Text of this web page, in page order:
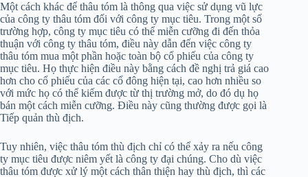
Một cách khác để thâu tóm là thông qua việc sử dụng vũ lực
của công ty thâu tóm đối với công ty mục tiêu. Trong một số
trường hợp, công ty mục tiêu có thể miễn cưỡng đi đến thỏa
thuận với công ty thâu tóm, điều này dẫn đến việc công ty
thâu tóm mua một phần hoặc toàn bộ cổ phiếu của công ty
mục tiêu. Họ thực hiện điều này bằng cách đề nghị trả giá cao
hơn cho cổ phiếu của các cổ đông hiện tại, cao hơn nhiều so
với mức họ có thể kiếm được từ thị trường mở, do đó dụ họ
bán một cách miễn cưỡng. Điều này cũng thường được gọi là
Tiếp quản thù địch.
Tuy nhiên, việc thâu tóm thù địch chỉ có thể xảy ra nếu công
ty mục tiêu được niêm yết là công ty đại chúng. Cho dù việc
thâu tóm được xử lý một cách thân thiện hay thù địch, thì các